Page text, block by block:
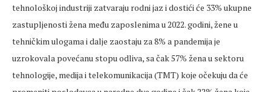
tehnološkoj industriji zatvaraju rodni jaz i dostići će 33% ukupne
zastupljenosti žena među zaposlenima u 2022. godini, žene u
tehničkim ulogama i dalje zaostaju za 8% a pandemija je
uzrokovala povećanu stopu odliva, sa čak 57% žena u sektoru
tehnologije, medija i telekomunikacija (TMT) koje očekuju da će